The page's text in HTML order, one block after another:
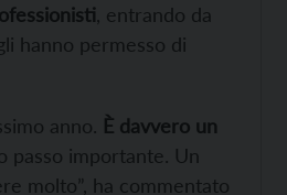
, entrando da
hanno permesso di
anno. È davvero un
passo importante. Un
molto”, ha commentato